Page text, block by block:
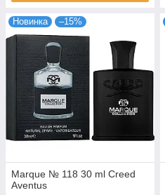
Новинка –15%
Marque № 118 30 ml Creed
Aventus